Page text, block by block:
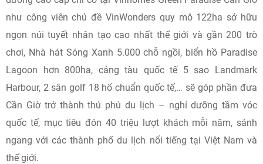
như công viên chủ đề VinWonders quy mô 122ha sở hữu
ngọn núi tuyết nhân tạo cao nhất thế giới và gần 200 trò
chơi, Nhà hát Sóng Xanh 5.000 chỗ ngồi, biển hồ Paradise
Lagoon hơn 800ha, cảng tàu quốc tế 5 sao Landmark
Harbour, 2 sân golf 18 hố chuẩn quốc tế,… sẽ góp phần đưa
Cần Giờ trở thành thủ phủ du lịch – nghỉ dưỡng tầm vóc
quốc tế, mục tiêu đón 40 triệu lượt khách mỗi năm, sánh
ngang với các thành phố du lịch nổi tiếng tại Việt Nam và
thế giới.